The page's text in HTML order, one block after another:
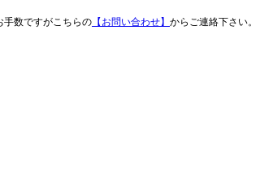
手数ですがこちらの 【お問い合わせ】 からご連絡下さい。